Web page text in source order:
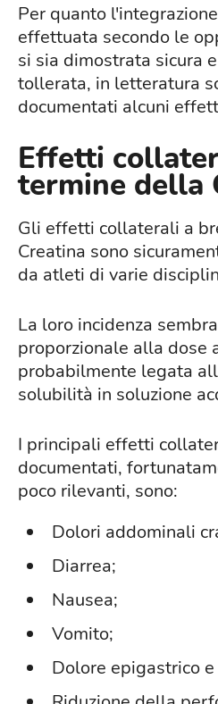
Per quanto
effettuata secondo le
si sia dimostrata sicura
tollerata, in letteratura
documentati alcuni
Effetti
termine della
Gli effetti collaterali a
Creatina sono
da atleti di varie
La loro incidenza
proporzionale alla dose
probabilmente legata
solubilità in soluzione
I principali effetti
documentati,
poco rilevanti, sono:
Dolori addominali
Diarrea;
Nausea;
Vomito;
Dolore epigastrico